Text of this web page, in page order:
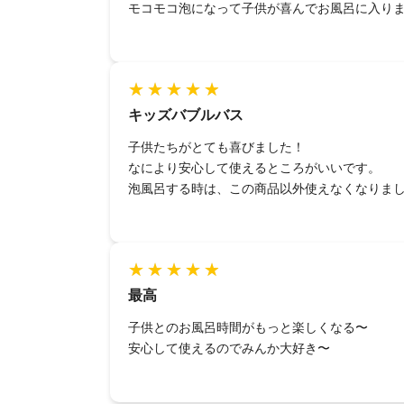
モコモコ泡になって子供が喜んでお風呂に入りま
キッズバブルバス
子供たちがとても喜びました！
なにより安心して使えるところがいいです。
泡風呂する時は、この商品以外使えなくなりま
最高
子供とのお風呂時間がもっと楽しくなる〜
安心して使えるのでみんか大好き〜